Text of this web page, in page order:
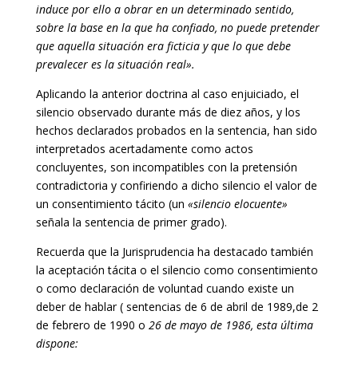
induce por ello a obrar en un determinado sentido,
sobre la base en la que ha confiado, no puede pretender
que aquella situación era ficticia y que lo que debe
prevalecer es la situación real».
Aplicando la anterior doctrina al caso enjuiciado, el
silencio observado durante más de diez años, y los
hechos declarados probados en la sentencia, han sido
interpretados acertadamente como actos
concluyentes, son incompatibles con la pretensión
contradictoria y confiriendo a dicho silencio el valor de
un consentimiento tácito (un «silencio elocuente»
señala la sentencia de primer grado).
Recuerda que la Jurisprudencia ha destacado también
la aceptación tácita o el silencio como consentimiento
o como declaración de voluntad cuando existe un
deber de hablar ( sentencias de 6 de abril de 1989,de 2
de febrero de 1990 o 26 de mayo de 1986, esta última
dispone: